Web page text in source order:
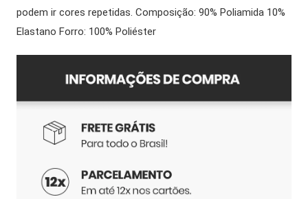
podem ir cores repetidas. Composição: 90% Poliamida 10%
Elastano Forro: 100% Poliéster